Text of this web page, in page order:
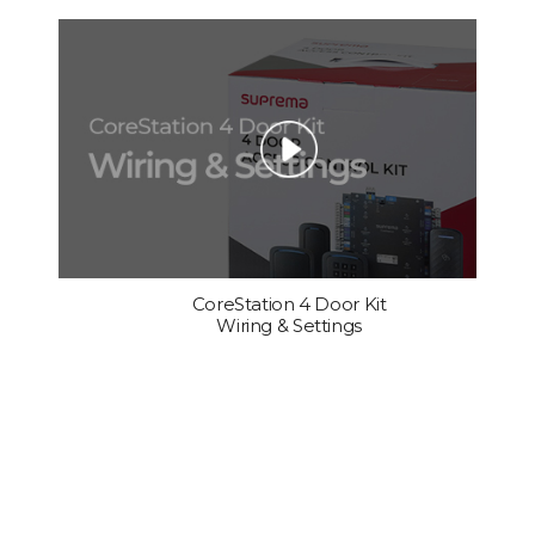
CoreStation 4 Door Kit
Wiring & Settings